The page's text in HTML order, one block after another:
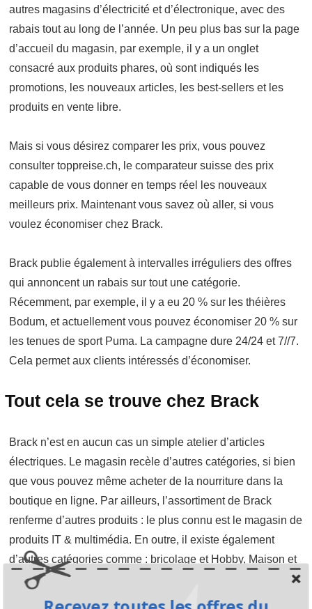
autres magasins d’électricité et d’électronique, avec des
rabais tout au long de l’année. Un peu plus bas sur la page
d’accueil du magasin, par exemple, il y a un onglet
consacré aux produits phares, où sont indiqués les
promotions, les nouveaux articles, les best-sellers et les
produits en vente libre.
Mais si vous désirez comparer les prix, vous pouvez
consulter toppreise.ch, le comparateur suisse des prix
capable de vous donner en temps réel les nouveaux
meilleurs prix. Maintenant vous savez où aller, si vous
voulez économiser chez Brack.
Brack publie également à intervalles irréguliers des offres
qui annoncent un rabais sur tout une catégorie.
Récemment, par exemple, il y a eu 20 % sur les théières
Bodum, et actuellement vous pouvez économiser 20 % sur
les tenues de sport Puma. La campagne dure 24/24 et 7//7.
Cela permet aux clients intéressés d’économiser.
Tout cela se trouve chez Brack
Brack n’est en aucun cas un simple atelier d’articles
électriques. Le magasin recèle d’autres catégories, si bien
que vous pouvez même acheter de la nourriture dans la
boutique en ligne. Par ailleurs, l’assortiment de Brack
renferme d’autres produits : le plus connu est le magasin de
produits IT & multimédia. En outre, il existe également
d’autres catégories comme : bricolage et Hobby, Maison et
Habitat, tout pour vous rendre la vie agréable.